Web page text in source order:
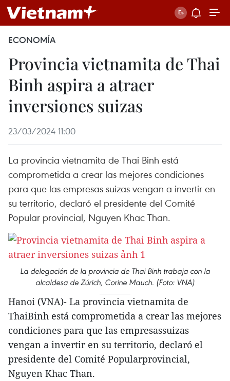
ECONOMÍA
Provincia vietnamita de Thai
Binh aspira a atraer
inversiones suizas
23/03/2024 11:00
La provincia vietnamita de Thai Binh está
comprometida a crear las mejores condiciones
para que las empresas suizas vengan a invertir en
su territorio, declaró el presidente del Comité
Popular provincial, Nguyen Khac Than.
La delegación de la provincia de Thai Binh trabaja con la
alcaldesa de Zúrich, Corine Mauch. (Foto: VNA)
Hanoi (VNA)- La provincia vietnamita de
ThaiBinh está comprometida a crear las mejores
condiciones para que las empresassuizas
vengan a invertir en su territorio, declaró el
presidente del Comité Popularprovincial,
Nguyen Khac Than.